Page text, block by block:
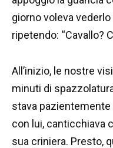
giorno voleva
ripetendo: “Cavallo?
All’inizio, le nostre
minuti di
stava pazientemente
con lui, canticchiava
sua criniera. Presto,